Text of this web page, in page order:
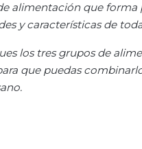
alimentación que
y características de
los tres grupos de
que puedas